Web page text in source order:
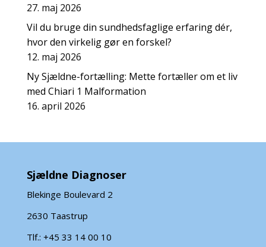
27. maj 2026
Vil du bruge din sundhedsfaglige erfaring dér,
hvor den virkelig gør en forskel?
12. maj 2026
Ny Sjældne-fortælling: Mette fortæller om et liv
med Chiari 1 Malformation
16. april 2026
Sjældne Diagnoser
Blekinge Boulevard 2
2630 Taastrup
Tlf.: +45 33 14 00 10